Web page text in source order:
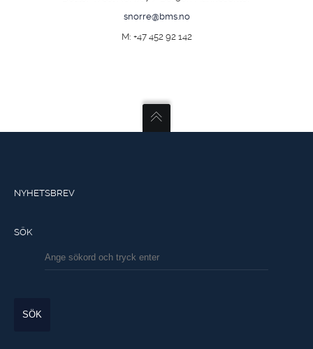
snorre@bms.no
M: +47 452 92 142
NYHETSBREV
SÖK